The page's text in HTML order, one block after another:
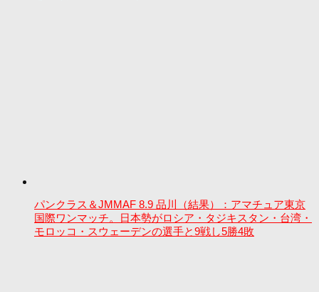
パンクラス＆JMMAF 8.9 品川（結果）：アマチュア東京
国際ワンマッチ。日本勢がロシア・タジキスタン・台湾・
モロッコ・スウェーデンの選手と9戦し5勝4敗